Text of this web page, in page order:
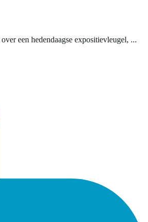
een hedendaagse expositievleugel, ...